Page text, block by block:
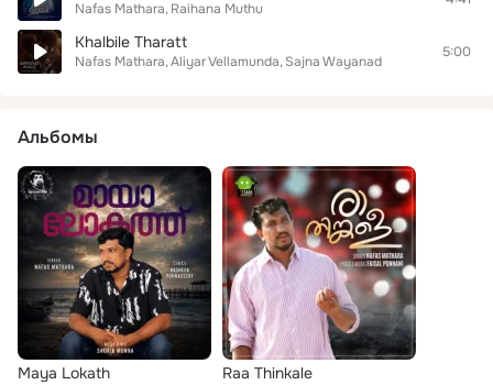
Nafas Mathara Raihana Muthu
Khalbile Tharatt
Nafas Mathara Aliyar Vellamunda Sajna Wayanad
5:00
Альбомы
Maya Lokath Raa Thinkale